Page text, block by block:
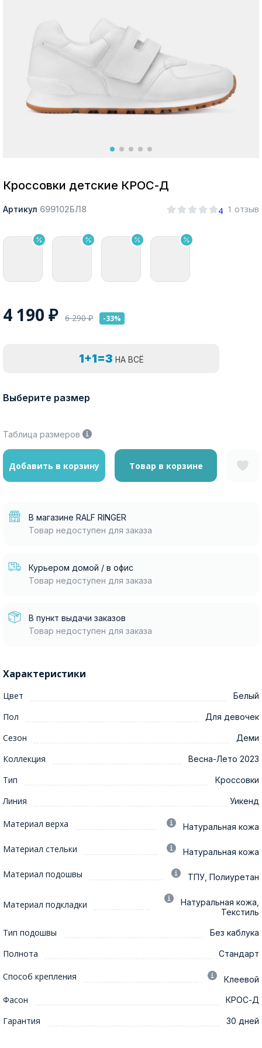
Да, все верно Изменить город
Кроссовки детские КРОС-Д
Артикул 699102БЛ8 4 1 отзыв
4 190 ₽ 6 290₽ -33%
1+1=3 НА ВСЁ
Выберите размер
Таблица размеров
Добавить в корзину Товар в корзине
В магазине RALF RINGER
Товар недоступен для заказа
Курьером домой / в офис
Товар недоступен для заказа
В пункт выдачи заказов
Товар недоступен для заказа
Характеристики
Цвет Белый
Пол Для девочек
Сезон Деми
Коллекция Весна-Лето 2023
Тип Кроссовки
Линия Уикенд
Материал верха Натуральная кожа
Материал стельки Натуральная кожа
Материал подошвы ТПУ, Полиуретан
Материал подкладки
Натуральная кожа,
Текстиль
Тип подошвы Без каблука
Полнота Стандарт
Способ крепления Клеевой
Фасон КРОС-Д
Гарантия 30 дней